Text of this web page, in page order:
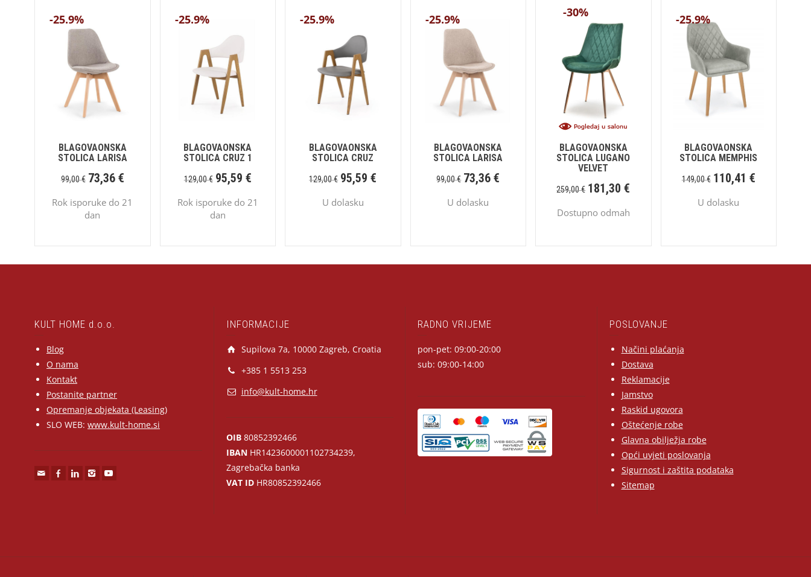
-25.9%
BLAGOVAONSKA
STOLICA LARISA
99,00€ 73,36 €
Rok isporuke do 21
dan
-25.9%
BLAGOVAONSKA
STOLICA CRUZ 1
129,00€ 95,59 €
Rok isporuke do 21
dan
-25.9%
BLAGOVAONSKA
STOLICA CRUZ
129,00€ 95,59€
U dolasku
-25.9%
BLAGOVAONSKA
STOLICA LARISA
99,00€ 73,36€
U dolasku
-30%
BLAGOVAONSKA
STOLICA LUGANO
VELVET
259,00€ 181,30€
Dostupno odmah
-25.9%
BLAGOVAONSKA
STOLICA MEMPHIS
149,00€ 110,41 €
U dolasku
KULT HOME d.o.o.
Blog
O nama
Kontakt
Postanite partner
Opremanje objekata (Leasing)
SLO WEB: www.kult-home.si
INFORMACIJE
Supilova 7a, 10000 Zagreb, Croatia
+385 1 5513 253
info@kult-home.hr
OIB80852392466
IBANHR1423600001102734239,
Zagrebačka banka
VAT IDHR80852392466
RADNO VRIJEME
pon-pet: 09:00-20:00
sub: 09:00-14:00
POSLOVANJE
Načini plaćanja
Dostava
Reklamacije
Jamstvo
Raskid ugovora
Oštećenje robe
Glavna obilježja robe
Opći uvjeti poslovanja
Sigurnost i zaštita podataka
Sitemap